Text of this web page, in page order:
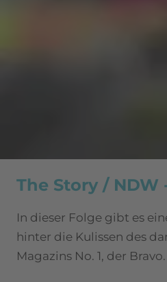
The Story / NDW
In dieser Folge gibt es
hinter die Kulissen des
Magazins No. 1, der Bravo.